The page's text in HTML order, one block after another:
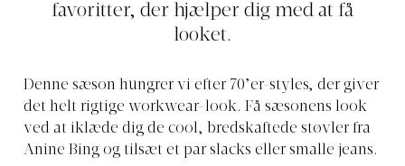
favoritter, der hjælper dig med at få
looket.
Denne sæson hungrer vi efter 70’er-styles, der giver
det helt rigtige workwear-look. Få sæsonens look
ved at iklæde dig de cool, bredskaftede støvler fra
Anine Bing og tilsæt et par slacks eller smalle jeans.